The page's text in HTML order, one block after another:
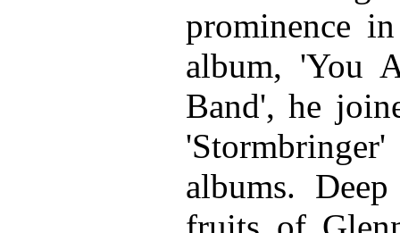
prominence
album, 'You
Band', he
albums.